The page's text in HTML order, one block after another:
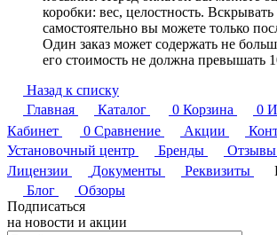
коробки: вес, целостность. Вскрывать
самостоятельно вы можете только
Один заказ может содержать не
его стоимость не должна превышать
Назад к списку
Главная
Каталог 0 Корзина 0
Кабинет
0 Сравнение Акции
Установочный центр
Бренды Отзывы
Лицензии
Документы Реквизиты
Блог
Обзоры
Подписаться
на новости и акции